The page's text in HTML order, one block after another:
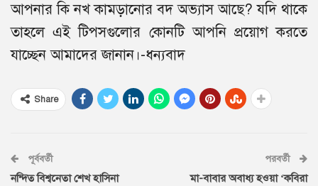
আপনার কি নখ কামড়ানোর বদ অভ্যাস আছে? যদি থাকে
তাহলে এই টিপসগুলোর কোনটি আপনি প্রয়োগ করতে
যাচ্ছেন আমাদের জানান।-ধন্যবাদ
Share
পূর্ববর্তী
নন্দিত বিশ্বনেতা শেখ হাসিনা
পরবর্তী
মা-বাবার অবাধ্য হওয়া ‘কবিরা